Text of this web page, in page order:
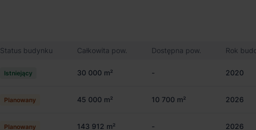
Status budynku Całkowita pow. Dostępna pow. Rok
Istniejący 30 000 m² - 2020
Planowany 45 000 m² 10 700 m² 2026
Planowany 143 912 m² - 2026